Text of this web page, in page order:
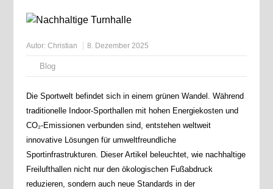
Autor: Christian 8. Dezember 2025
Blog
Die Sportwelt befindet sich in einem grünen Wandel. Während
traditionelle Indoor-Sporthallen mit hohen Energiekosten und
CO₂-Emissionen verbunden sind, entstehen weltweit
innovative Lösungen für umweltfreundliche
Sportinfrastrukturen. Dieser Artikel beleuchtet, wie nachhaltige
Freilufthallen nicht nur den ökologischen Fußabdruck
reduzieren, sondern auch neue Standards in der